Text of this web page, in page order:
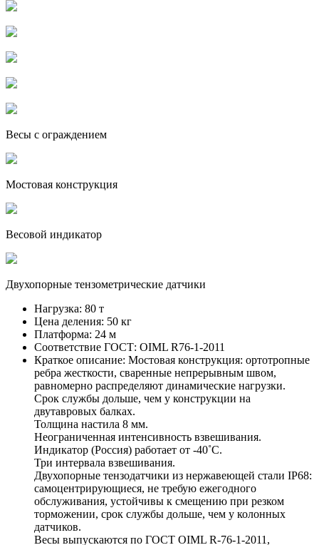
Весы с ограждением
Мостовая конструкция
Весовой индикатор
Двухопорные тензометрические датчики
Нагрузка: 80 т
Цена деления: 50 кг
Платформа: 24 м
Соответствие ГОСТ: OIML R76-1-2011
Краткое описание: Мостовая конструкция: ортотропные
ребра жесткости, сваренные непрерывным швом,
равномерно распределяют динамические нагрузки.
Срок службы дольше, чем у конструкции на
двутавровых балках.
Толщина настила 8 мм.
Неограниченная интенсивность взвешивания.
Индикатор (Россия) работает от -40˚С.
Три интервала взвешивания.
Двухопорные тензодатчики из нержавеющей стали IP68:
самоцентрирующиеся, не требую ежегодного
обслуживания, устойчивы к смещению при резком
торможении, срок службы дольше, чем у колонных
датчиков.
Весы выпускаются по ГОСТ OIML R-76-1-2011,